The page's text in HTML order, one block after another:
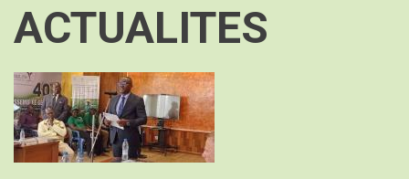
D'ARIANE
ACTUALITES
Image